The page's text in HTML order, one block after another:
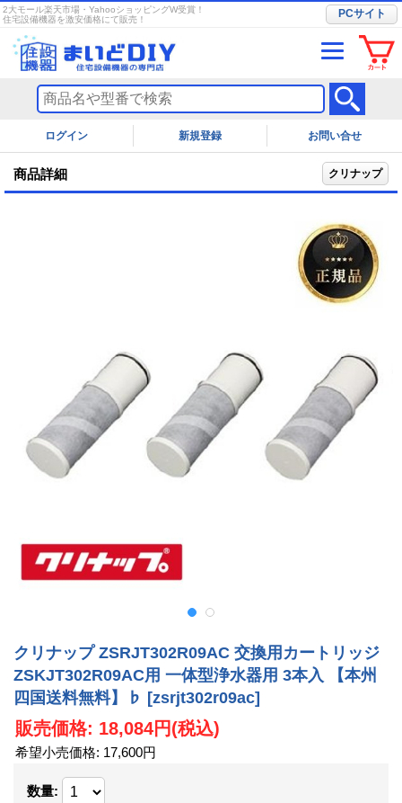
2大モール楽天市場・YahooショッピングW受賞！
住宅設備機器を激安価格にて販売！
PCサイト
ログイン お問い合せ
商品詳細 クリナップ
クリナップ ZSRJT302R09AC 交換用カートリッジ
ZSKJT302R09AC用 一体型浄水器用 3本入 【本州
四国送料無料】♭ [zsrjt302r09ac]
販売価格: 18,084円(税込)
希望小売価格: 17,600円
数量: